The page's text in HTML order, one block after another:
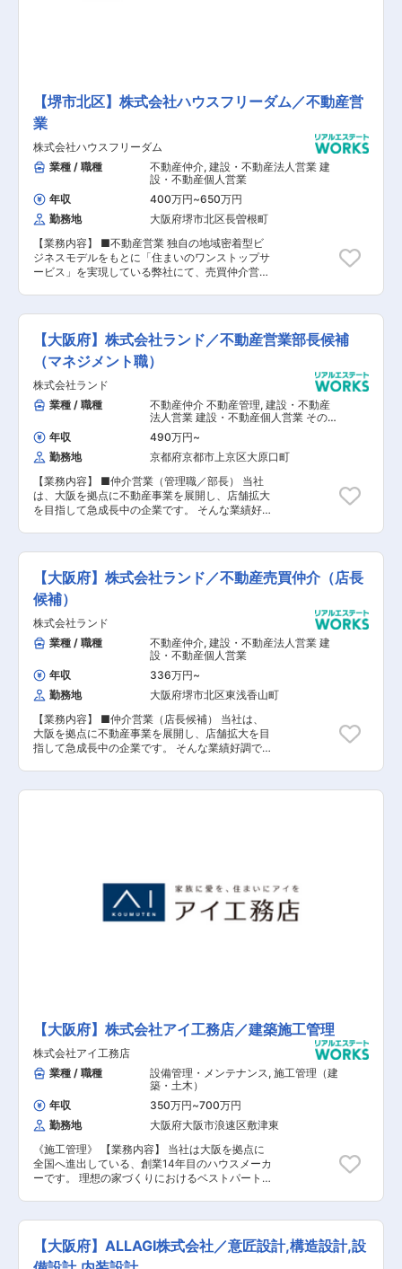
ま担当と各担当を分けることなく、一気通貫でお
客さまの売買仲介業務をお任せします。 両者への
必要な業務・知見を取得することで、不動産のプ
居住用不動産がメインですが、お客さまからの依
頼によっては、事業用不動産の売買仲介もお任せ
します。 ※億円単位の一棟収益マンションやビ
ル、工場などお客さまのご要望に応じて、仲介だ
けではなく、自社買取の提案や賃貸経営の提案を
することが可能です。 ＜配属先について＞ ■不
動産流通事業部が展開する各事務所にてご活躍い
ただきます。 各事務所は、4名～10名ほどの人員
構成です。 ※詳細は当社WEBサイトをご確認くだ
さい。 https://www.dh-realestate.co.jp/tenpo/
■中途入社の社員も多く、これまでの経験・知識
入社後の教育・研修制度＞ ■入社初日は本社また
は東京本店にて事務手続き・会社ルールなどの研
修を実施。2営業日目より配属先にて上司・先輩
社員に同行しながら、実務を学んでいただきま
す。 ■入社3ヵ月を目安に管理部門主催の研修
や、キャリアアップした際の階層別研修、新任責
任者研修なども準備しています。 ＜キャリアパス
＞ ■一般職 → 主任職 → 管理職 ※これまでのご経
験・実績に応じた職務にて採用を検討します。 ■
配属先の部署で専門性を高めるキャリアだけでは
なく、総合不動産会社として他部署へ異動し、不
動産のプロフェッショナルを目指せます。 （社内
FA制度・社内公募制度／一定の要件・選考有り）
【堺市北区】株式会社ハウスフリーダム／不動産営
業
株式会社ハウスフリーダム
業種 / 職種
不動産仲介, 建設・不動産法人営業 建
設・不動産個人営業
年収
400万円~650万円
勤務地
大阪府堺市北区長曽根町
【業務内容】 ■不動産営業 独自の地域密着型ビ
ジネスモデルをもとに「住まいのワンストップサ
ービス」を実現している弊社にて、売買仲介営業
となりますが、大阪府内の各店舗配属へ応相談可
※府や県をまたいでの転勤予定はありません 【具
体的には】 お客様のライフスタイルや将来設計に
寄り添いながら、最適な住まいの提案を行いま
す。 単なる物件紹介ではなく「住まいを通じた価
値創造」を担うコンサルティング営業です。 ＜業
務内容一例＞ ■売買仲介業務（売主・買主双方）
■新築物件の営業 ■住宅購入を軸とした資金計
画のサポート ■商圏内の物件情報・顧客ニーズの
収集・分析 ■店舗来訪者への接客・ヒアリング・
物件案内等 【会社概要】 ■大阪・福岡を基盤に
地域密着型不動産ワンストップサービスを実現す
る東証スタンダード上場企業。火水休み・転勤
無！ ■設立10年目に福岡証券取引所Q-Boardへ上
場するなど経営判断・事業展開が急速。堅調な財
政基盤を確立。 ★ハウスフリーダムで働く意義 ※
せる環境 ◇東証スタンダード上場企業であり顧客
からの信頼も厚く、問い合わせ数(反響数)も安定
しており、案件を多くこなせるためスキルアップ
できる ◇不動産に限らず、顧客のライフプラン全
体における多様なコンサルティングスキルが身に
着き、プロフェッショナルを目指せる。 ＜経営理
念＞ 「我々は、住宅産業を通じて価値創造し、
人々に夢と希望の創出を永続することが、 社会貢
献であり、企業としての宿命であると考える。」
を揚げ、お客様と共に栄える企業へ成長するとと
もに 「お客様に選ばれる満足度No.1の住宅会社」
を目指しています。 ＜当社特徴＞ 若手からベテ
ランまで幅広く活躍しているのが特徴です。20代
多数在籍しています。
【大阪府】株式会社ランド／不動産営業部⻑候補
（マネジメント職）
株式会社ランド
業種 / 職種
不動産仲介 不動産管理, 建設・不動産
法人営業 建設・不動産個人営業 その
他 事務
年収 490万円~
勤務地
京都府京都市上京区大原口町
【業務内容】 ■仲介営業（管理職／部長） 当社
は、大阪を拠点に不動産事業を展開し、店舗拡大
を目指して急成長中の企業です。 そんな業績好調
部長」を募集します。 不動産業界の経験を活か
し、次のステージに挑戦したいと考えている方
は、ぜひご応募ください！ 【具体的には】 本採
用ではこれまでの経験を活かした事業計画、営業
計画の立案と次世代メンバーの育成が実現できる
方を歓迎しております。 プレイングマネージャー
として営業活動・営業戦略立てをお任せいたしま
す。 ■不動産売買仲介事業の統括（複数店舗・複
数チームのマネジメント） ■部門全体の営業戦略
立案と実行、収益最大化に向けた施策推進 ■店舗
運営責任者（店長・マネージャー）の育成・評
価・管理 ■売上・利益の数値管理、経営層への報
告・提案 ■重要顧客・大型案件への営業対応、交
渉・契約業務 ■経営課題の抽出・改善施策の実行
※経営層の右腕として、組織全体の成長を担って
いただきます。 【さらに上を目指してくださ
を用意しています。 ■あなたのスキルや経験にポ
ストと収入でお返しすることをお約束します！
【会社概要】 「センチュリー21」は、世界84ヶ
国、1万3000店舗を持つ、業界最大級のグローバ
【大阪府】株式会社ランド／不動産売買仲介（店長
候補）
株式会社ランド
業種 / 職種
不動産仲介, 建設・不動産法人営業 建
設・不動産個人営業
年収
336万円~
勤務地
大阪府堺市北区東浅香山町
【業務内容】 ■仲介営業（店長候補） 当社は、
大阪を拠点に不動産事業を展開し、店舗拡大を目
指して急成長中の企業です。 そんな業績好調で事
補」を募集します。 【この求人のおすすめポイン
舗運営全般 ■ノルマなしの100％反響営業 ■業績
をあげやすい環境・仕組みがあります！ ■以前収
入の保証制度有 【具体的には】 ■店舗運営全般
必ず還元します。 ■成果主義の当社であなたのキ
ャリアを育ててください！ ■店長候補としての採
用となります。 ■営業活動やマネジメント業務な
ど業務範囲は多岐にわたりますが、どのような店
舗にしていきたいか。どのような働き方を実現し
たいか。 ■面接でたくさんお話しを聞かせてくだ
さい！ 【キャリアアップを目指す方必見！】 ■
不動産業界で店長を目指せる絶好のチャンス！ ■
成果主義とチーム力であなたのスキルを最大限に
活かせる環境を用意しています。 ■あなたのスキ
ルや経験にポストと収入でお返しすることをお約
束します！ 【会社概要】 「センチュリー21」
1008店舗を有しており、盤石なネットワークが
あります。 信頼度も抜群で、お客様とのやり取り
もスムーズに行なうことができます！
【大阪府】株式会社アイ工務店／建築施工管理
株式会社アイ工務店
業種 / 職種
設備管理・メンテナンス, 施工管理（建
築・土木）
年収
350万円~700万円
勤務地
大阪府大阪市浪速区敷津東
《施工管理》 【業務内容】 当社は大阪を拠点に
全国へ進出している、創業14年目のハウスメーカ
ーです。 理想の家づくりにおけるベストパートナ
長性を推移する同社。社員数は1,500名、売り上
げは1,000億円目前。同社と共に成長頂ける人財
を募集いたします。 【具体的には】 契約内容や
設計図面を確認しながら、着工からお引き渡しま
【大阪府】ALLAGI株式会社／意匠設計,構造設計,設